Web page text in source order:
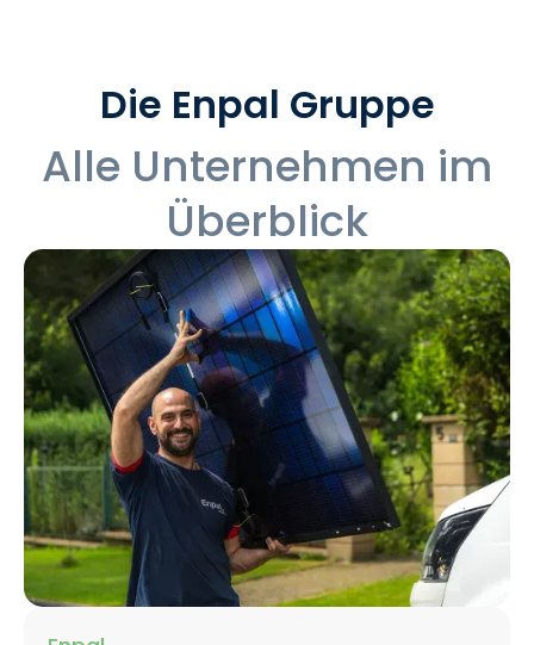
Die Enpal Gruppe
Alle Unternehmen im
Überblick